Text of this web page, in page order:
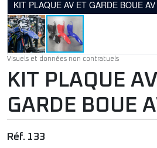
KIT PLAQUE AV ET GARDE BOUE
Visuels et données non contratuels
KIT PLAQUE
GARDE BOUE
Réf. 133